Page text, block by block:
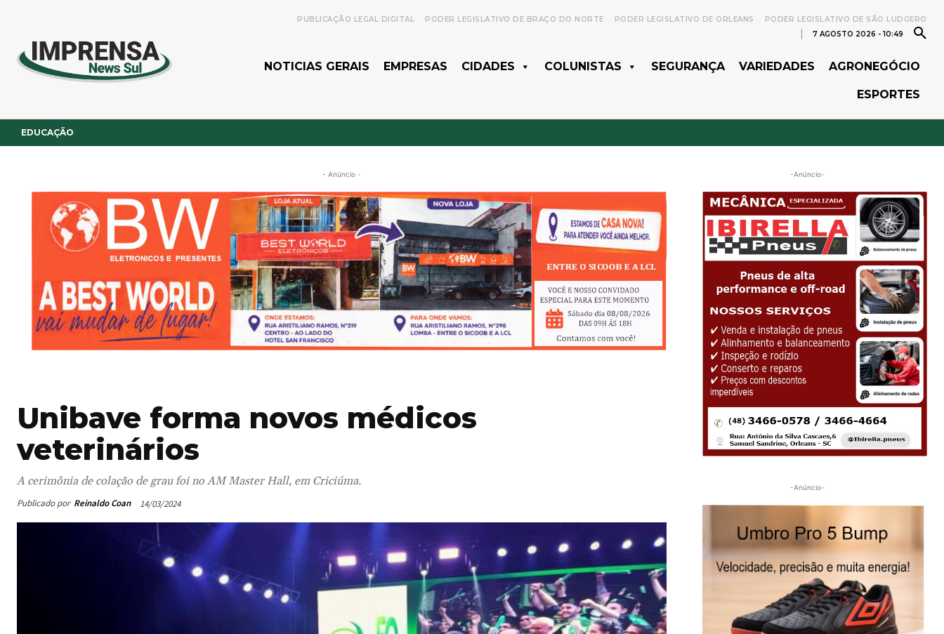
PUBLICAÇÃO LEGAL DIGITAL PODER LEGISLATIVO DE BRAÇO DO NORTE PODER LEGISLATIVO DE ORLEANS
PODER LEGISLATIVO DE SÃO LUDGERO
7 AGOSTO 2026 - 10:49
NOTICIAS GERAIS EMPRESAS CIDADES COLUNISTAS SEGURANÇA VARIEDADES AGRONEGÓCIO
ESPORTES
EDUCAÇÃO
- Anúncio -
Unibave forma novos médicos
veterinários
A cerimônia de colação de grau foi no AM Master Hall, em Criciúma.
Publicado por Reinaldo Coan 14/03/2024
-Anúncio-
-Anúncio-